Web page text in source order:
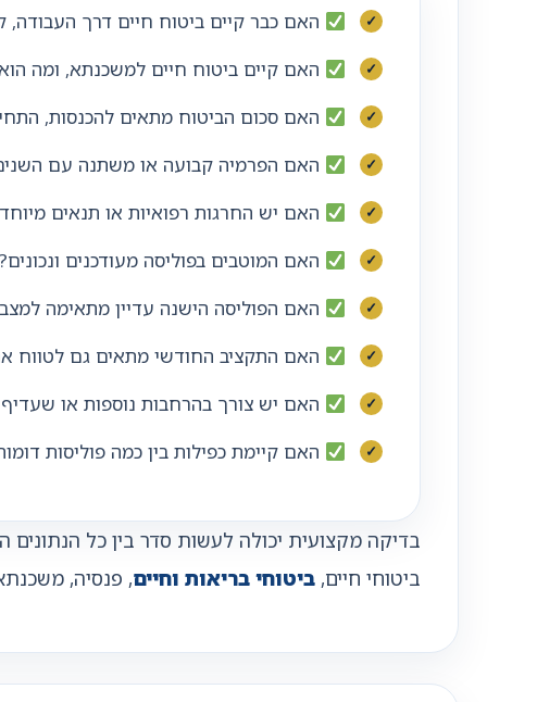
האם כבר קיים ביטוח חיים דרך העבודה,
האם קיים ביטוח חיים למשכנתא, ומה
האם סכום הביטוח מתאים להכנסות,
האם הפרמיה קבועה או משתנה עם
האם יש החרגות רפואיות או תנאים
האם המוטבים בפוליסה מעודכנים ונכונים?
האם הפוליסה הישנה עדיין מתאימה
האם התקציב החודשי מתאים גם לטווח
האם יש צורך בהרחבות נוספות או
האם קיימת כפילות בין כמה פוליסות
בדיקה מקצועית יכולה לעשות סדר בין כל
ביטוחי חיים, ביטוחי בריאות וחיים, פנסיה,